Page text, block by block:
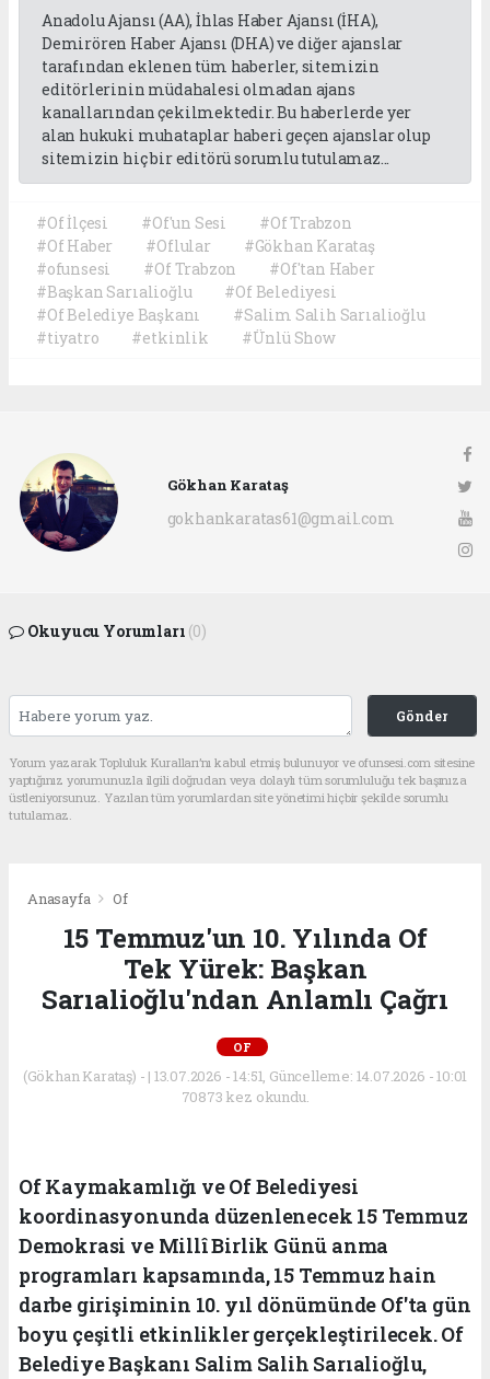
Anadolu Ajansı (AA), İhlas Haber Ajansı (İHA),
Demirören Haber Ajansı (DHA) ve diğer ajanslar
tarafından eklenen tüm haberler, sitemizin
editörlerinin müdahalesi olmadan ajans
kanallarından çekilmektedir. Bu haberlerde yer
alan hukuki muhataplar haberi geçen ajanslar olup
sitemizin hiç bir editörü sorumlu tutulamaz...
#Of İlçesi #Of'un Sesi
#Of Trabzon
#Of Haber
#Oflular
#Gökhan Karataş
#ofunsesi
#Of Trabzon
#Of'tan Haber
#Başkan Sarıalioğlu
#Of Belediyesi
#Of Belediye Başkanı
#Salim Salih Sarıalioğlu
#tiyatro
#etkinlik #Ünlü Show
Gökhan Karataş
gokhankaratas61@gmail.com
Okuyucu Yorumları (0)
Gönder
Yorum yazarak Topluluk Kuralları’nı kabul etmiş bulunuyor ve ofunsesi.com sitesine
yaptığınız yorumunuzla ilgili doğrudan veya dolaylı tüm sorumluluğu tek başınıza
üstleniyorsunuz. Yazılan tüm yorumlardan site yönetimi hiçbir şekilde sorumlu
tutulamaz.
Anasayfa Of
15 Temmuz'un 10. Yılında Of
Tek Yürek: Başkan
Sarıalioğlu'ndan Anlamlı Çağrı
OF
(Gökhan Karataş) - | 13.07.2026 - 14:51, Güncelleme: 14.07.2026 - 10:01
70873 kez okundu.
Of Kaymakamlığı ve Of Belediyesi
koordinasyonunda düzenlenecek 15 Temmuz
Demokrasi ve Millî Birlik Günü anma
programları kapsamında, 15 Temmuz hain
darbe girişiminin 10. yıl dönümünde Of'ta gün
boyu çeşitli etkinlikler gerçekleştirilecek. Of
Belediye Başkanı Salim Salih Sarıalioğlu,